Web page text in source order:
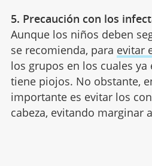
5. Precaución con los
Aunque los niños deben
se recomienda, para evitar
los grupos en los cuales
tiene piojos. No obstante,
importante es evitar los
cabeza, evitando marginar